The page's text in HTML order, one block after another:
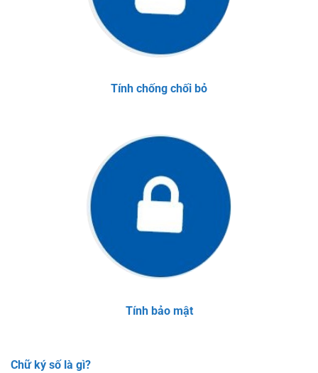
Tính chống chối bỏ
Tính bảo mật
Chữ ký số là gì?